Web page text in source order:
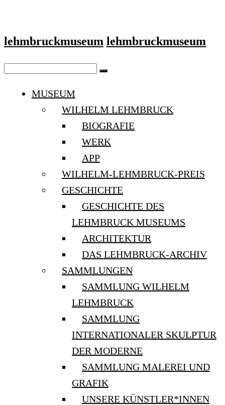
lehmbruckmuseum lehmbruckmuseum
MUSEUM
WILHELM LEHMBRUCK
BIOGRAFIE
WERK
APP
WILHELM-LEHMBRUCK-PREIS
GESCHICHTE
GESCHICHTE DES
LEHMBRUCK MUSEUMS
ARCHITEKTUR
DAS LEHMBRUCK-ARCHIV
SAMMLUNGEN
SAMMLUNG WILHELM
LEHMBRUCK
SAMMLUNG
INTERNATIONALER SKULPTUR
DER MODERNE
SAMMLUNG MALEREI UND
GRAFIK
UNSERE KÜNSTLER*INNEN